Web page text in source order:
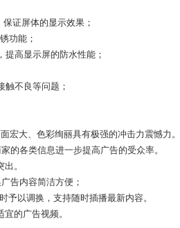
证屏体的显示效果；
功能；
高显示屏的防水性能；
触不良等问题；
宏大、色彩绚丽具有极强的冲击力震憾力。
的各类信息进一步提高广告的受众率。
。
告内容简洁方便；
予以调换，支持随时插播最新内容。
的广告视频。